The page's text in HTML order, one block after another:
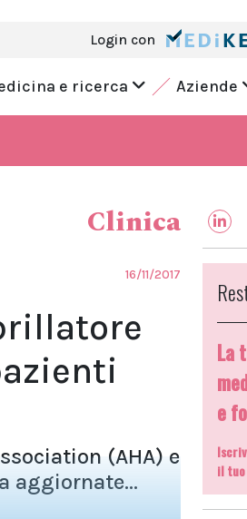
Login con
e ricerca Aziende
Clinica
16/11/2017
(AHA) e
aggiornate...
La
e
il